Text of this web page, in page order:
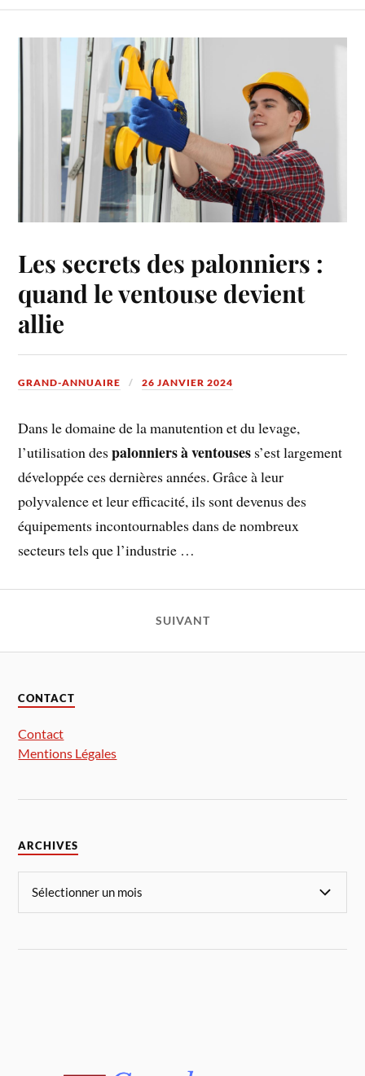
Les secrets des palonniers :
quand le ventouse devient
allie
GRAND-ANNUAIRE 26 JANVIER 2024
Dans le domaine de la manutention et du levage,
l’utilisation despalonniers à ventouses s’est largement
développée ces dernières années. Grâce à leur
polyvalence et leur efficacité, ils sont devenus des
équipements incontournables dans de nombreux
secteurs tels que l’industrie …
SUIVANT
CONTACT
Contact
Mentions Légales
ARCHIVES